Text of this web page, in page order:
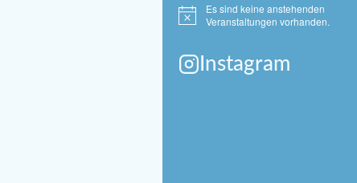
Hinweis
Es sind keine anstehenden
Veranstaltungen vorhanden.
Instagram